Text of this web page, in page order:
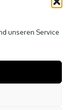
unseren Service